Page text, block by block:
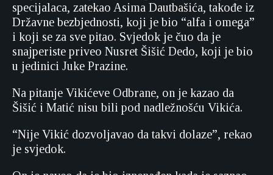
specijalaca, zatekao Asima Dautbašića, takođe iz
Državne bezbjednosti, koji je bio “alfa i omega”
i koji se za sve pitao. Svjedok je čuo da je
snajperiste priveo Nusret Šišić Dedo, koji je bio
u jedinici Juke Prazine.
Na pitanje Vikićeve Odbrane, on je kazao da
Šišić i Matić nisu bili pod nadležnošću Vikića.
“Nije Vikić dozvoljavao da takvi dolaze”, rekao
je svjedok.